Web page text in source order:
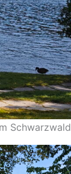
Schwarzwald